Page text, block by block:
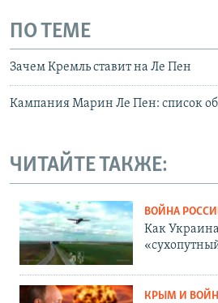
ПО ТЕМЕ
Зачем Кремль ставит на Ле Пен
Кампания Марин Ле Пен: список
ЧИТАЙТЕ ТАКЖЕ:
ВОЙНА
Как
КРЫМ И